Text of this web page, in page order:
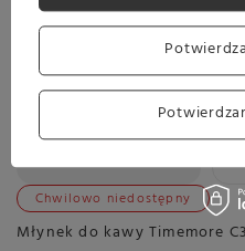
Chwilowo niedostępny
Młynek do kawy Timemore